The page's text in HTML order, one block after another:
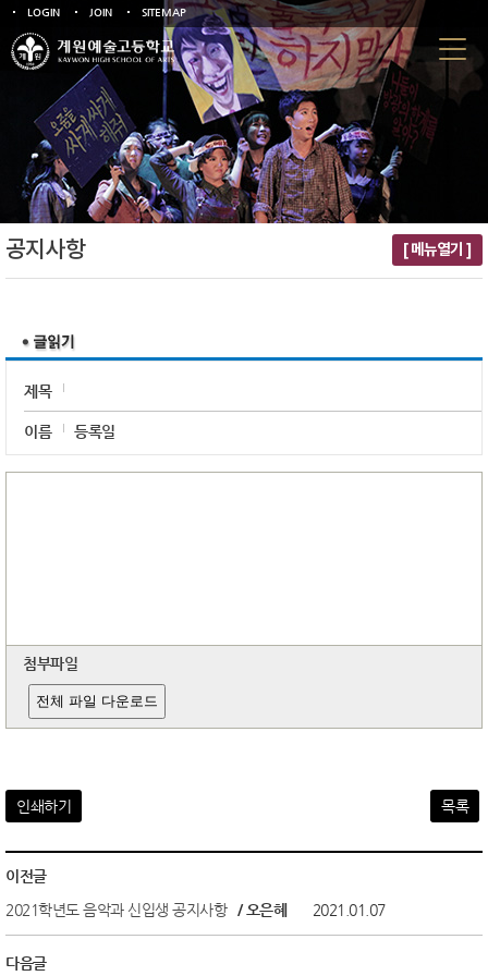
LOGIN JOIN SITEMAP
공지사항 [ 메뉴열기 ]
제목
이름 등록일
첨부파일
전체 파일 다운로드
인쇄하기 목록
이전글
2021학년도 음악과 신입생 공지사항
/ 오은혜 2021.01.07
다음글